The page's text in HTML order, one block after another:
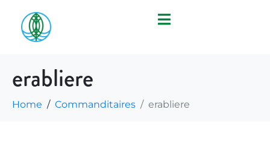
erabliere
Home Commanditaires erabliere